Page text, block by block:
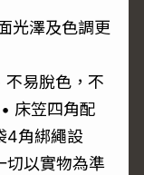
光澤及色調更
易脫色，不
床笠四角配
4角綁繩設
切以實物為準